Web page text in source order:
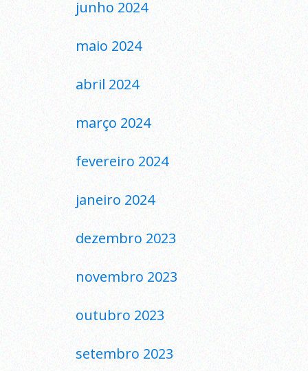
junho 2024
maio 2024
abril 2024
março 2024
fevereiro 2024
janeiro 2024
dezembro 2023
novembro 2023
outubro 2023
setembro 2023